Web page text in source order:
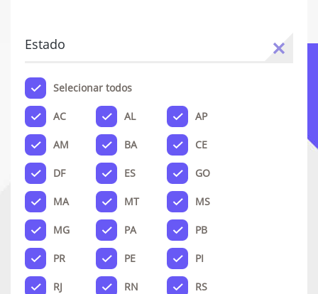
Estado
Selecionar todos
AC AL AP
AM BA CE
DF ES GO
MA MT MS
MG PA PB
PR PE PI
RJ RN RS